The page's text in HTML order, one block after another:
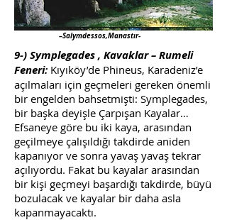
–Salymdessos,Manastır-
9-) Symplegades , Kavaklar – Rumeli
Feneri: Kıyıköy’de Phineus, Karadeniz’e
açılmaları için geçmeleri gereken önemli
bir engelden bahsetmişti: Symplegades,
bir başka deyişle Çarpışan Kayalar…
Efsaneye göre bu iki kaya, arasından
geçilmeye çalışıldığı takdirde aniden
kapanıyor ve sonra yavaş yavaş tekrar
açılıyordu. Fakat bu kayalar arasından
bir kişi geçmeyi başardığı takdirde, büyü
bozulacak ve kayalar bir daha asla
kapanmayacaktı.